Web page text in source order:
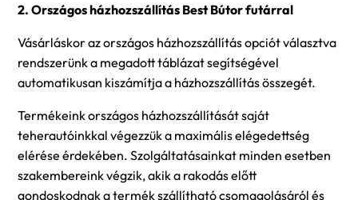
2. Országos házhozszállítás Best Bútor futárral
Vásárláskor az országos házhozszállítás opciót választva
rendszerünk a megadott táblázat segítségével
automatikusan kiszámítja a házhozszállítás összegét.
Termékeink országos házhozszállítását saját
teherautóinkkal végezzük a maximális elégedettség
elérése érdekében. Szolgáltatásainkat minden esetben
szakembereink végzik, akik a rakodás előtt
gondoskodnak a termék szállítható csomagolásáról és